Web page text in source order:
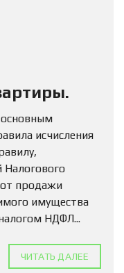
основным
исчисления
Налогового
продажи
имущества
НДФЛ...
ЧИТАТЬ ДАЛЕЕ